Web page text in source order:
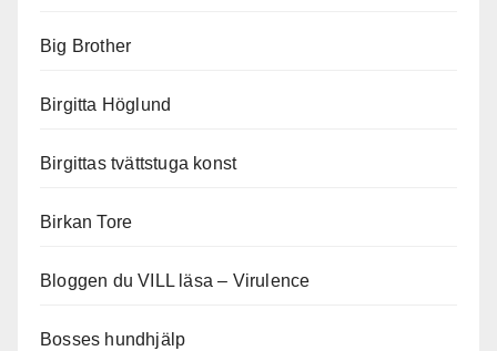
Big Brother
Birgitta Höglund
Birgittas tvättstuga konst
Birkan Tore
Bloggen du VILL läsa – Virulence
Bosses hundhjälp